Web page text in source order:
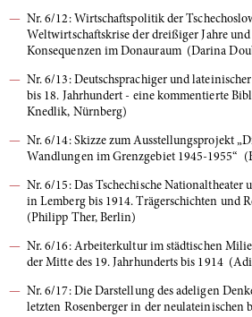
Nr. 6/12: Wirtschaftspolitik der
Weltwirtschaftskrise der dreißiger Jahre
Konsequenzen im Donauraum (Darina
Nr. 6/13: Deutschsprachiger und
bis 18. Jahrhundert - eine kommentierte
Knedlik, Nürnberg)
Nr. 6/14: Skizze zum Ausstellungsprojekt
Wandlungen im Grenzgebiet 1945-1955“
Nr. 6/15: Das Tschechische Nationaltheater
in Lemberg bis 1914. Trägerschichten und
(Philipp Ther, Berlin)
Nr. 6/16: Arbeiterkultur im städtischen
der Mitte des 19. Jahrhunderts bis 1914
Nr. 6/17: Die Darstellung des adeligen
letzten Rosenberger in der neulateinischen